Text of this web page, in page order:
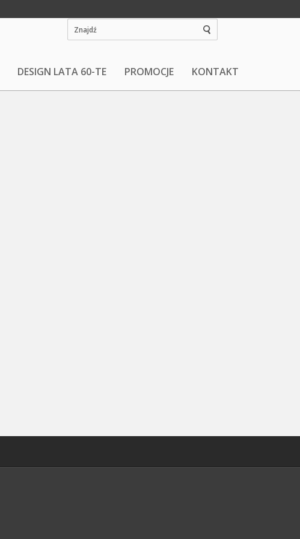
DESIGN LATA 60-TE PROMOCJE KONTAKT